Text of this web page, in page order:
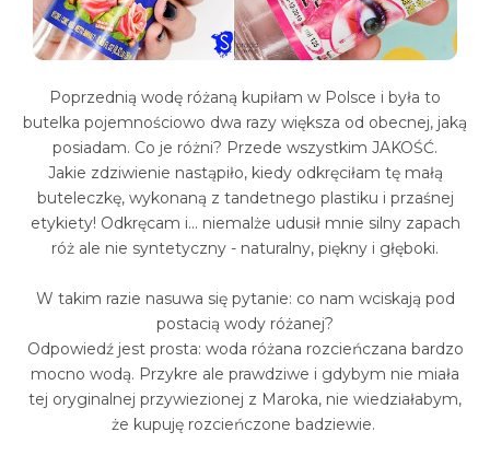
Poprzednią wodę różaną kupiłam w Polsce i była to
butelka pojemnościowo dwa razy większa od obecnej, jaką
posiadam. Co je różni? Przede wszystkim JAKOŚĆ.
Jakie zdziwienie nastąpiło, kiedy odkręciłam tę małą
buteleczkę, wykonaną z tandetnego plastiku i przaśnej
etykiety! Odkręcam i... niemalże udusił mnie silny zapach
róż ale nie syntetyczny - naturalny, piękny i głęboki.
W takim razie nasuwa się pytanie: co nam wciskają pod
postacią wody różanej?
Odpowiedź jest prosta: woda różana rozcieńczana bardzo
mocno wodą. Przykre ale prawdziwe i gdybym nie miała
tej oryginalnej przywiezionej z Maroka, nie wiedziałabym,
że kupuję rozcieńczone badziewie.